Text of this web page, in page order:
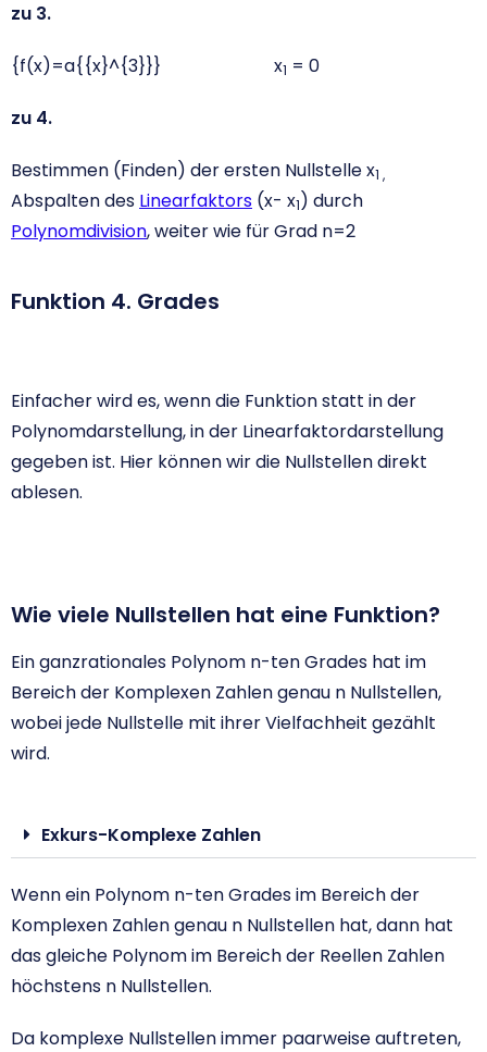
zu 3.
{f(x)=a{{x}^{3}}} x1 = 0
zu 4.
Bestimmen (Finden) der ersten Nullstelle x1 ,
Abspalten des Linearfaktors (x- x1) durch
Polynomdivision, weiter wie für Grad n=2
Funktion 4. Grades
Einfacher wird es, wenn die Funktion statt in der
Polynomdarstellung, in der Linearfaktordarstellung
gegeben ist. Hier können wir die Nullstellen direkt
ablesen.
Wie viele Nullstellen hat eine Funktion?
Ein ganzrationales Polynom n-ten Grades hat im
Bereich der Komplexen Zahlen genau n Nullstellen,
wobei jede Nullstelle mit ihrer Vielfachheit gezählt
wird.
Exkurs-Komplexe Zahlen
Wenn ein Polynom n-ten Grades im Bereich der
Komplexen Zahlen genau n Nullstellen hat, dann hat
das gleiche Polynom im Bereich der Reellen Zahlen
höchstens n Nullstellen.
Da komplexe Nullstellen immer paarweise auftreten,